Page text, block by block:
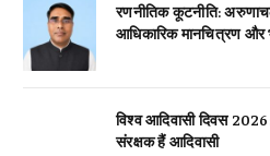
रणनीतिक कूटनीति:
आधिकारिक मानचित्रण और
विश्व आदिवासी दिवस
संरक्षक हैं आदिवासी